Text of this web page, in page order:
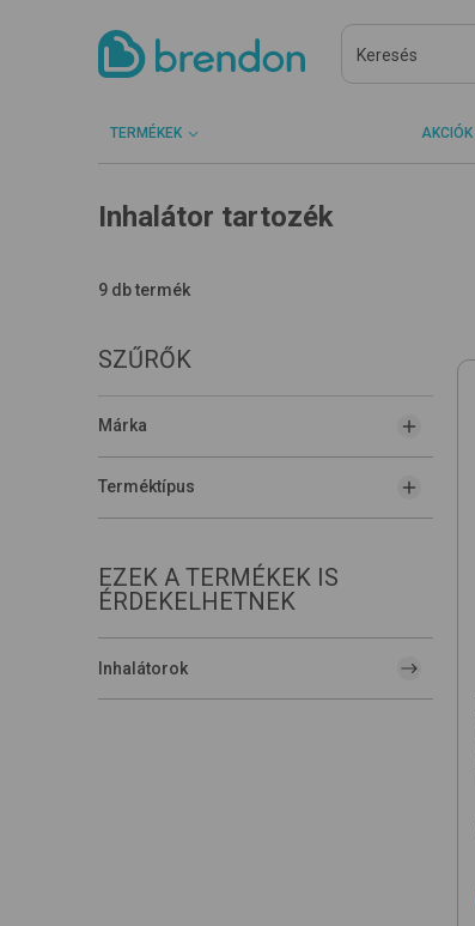
TERMÉKEK AKCIÓK
Inhalátor tartozék
9 db termék
SZŰRŐK
Márka
Terméktípus
EZEK A TERMÉKEK IS
ÉRDEKELHETNEK
Inhalátorok